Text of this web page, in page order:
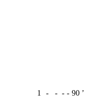
1 - - - - 90 ʼ